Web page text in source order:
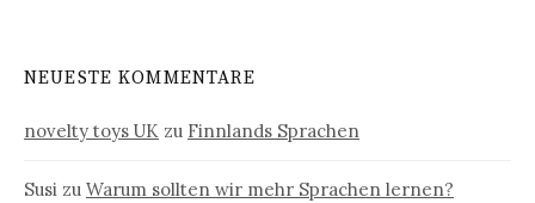
NEUESTE KOMMENTARE
novelty toys UK zu Finnlands Sprachen
Susi zu Warum sollten wir mehr Sprachen lernen?